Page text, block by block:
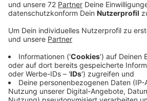
Veröffentlicht:Freitag, 09.01.2026
Die Größeren sammeln die Bäume
sammeln Spenden für die